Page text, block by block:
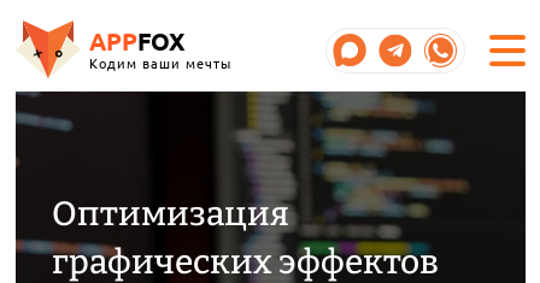
APPFOX
Кодим ваши мечты
Оптимизация
графических эффектов